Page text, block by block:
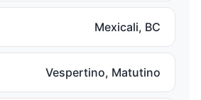
Mexicali, BC
Vespertino, Matutino